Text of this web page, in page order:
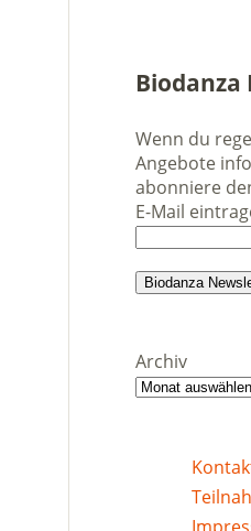
Wenn du
Angebote
abonniere
E-Mail
Archiv